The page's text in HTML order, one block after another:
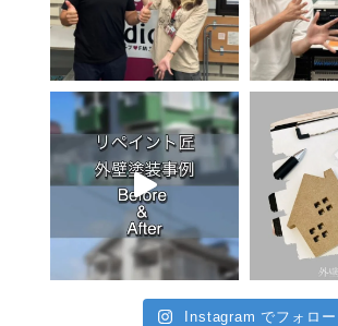
Instagram でフォロー